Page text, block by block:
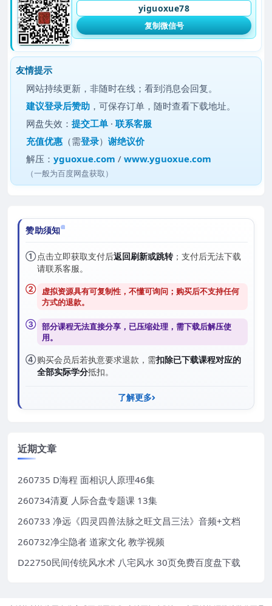
yiguoxue78
复制微信号
友情提示
网站持续更新，非随时在线；看到消息会回复。
建议登录后赞助 ，可保存订单，随时查看下载地址。
网盘失效：提交工单 ·联系客服
充值优惠 （需登录）谢绝议价
解压：yguoxue.com /www.yguoxue.com
（一般为百度网盘获取）
赞助须知
① 点击立即获取支付后返回刷新或跳转；支付后无法下载
请联系客服。
② 虚拟资源具有可复制性，不懂可询问；购买后不支持任何
方式的退款。
③ 部分课程无法直接分享，已压缩处理，需下载后解压使
用。
④购买会员后若执意要求退款，需扣除已下载课程对应的
全部实际学分抵扣。
了解更多
近期文章
260735 D海程 面相识人原理46集
260734清夏 人际合盘专题课 13集
260733 净远《四灵四兽法脉之旺文昌三法》音频+文档
260732净尘隐者 道家文化 教学视频
D22750民间传统风水术 八宅风水 30页免费百度盘下载